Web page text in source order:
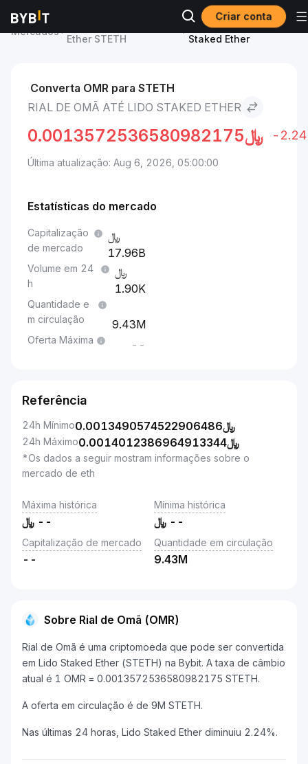
Criar conta
Mercados
Ether STETH
Rial de Omã to Lido
Staked Ether
Converta OMR para STETH
RIAL DE OMÃ ATÉ LIDO STAKED ETHER
﷼0.0013572536580982175 -
Última atualização: Aug 6, 2026, 05:00:00
Estatísticas do mercado
Capitalização
de mercado
17.96B
Volume em 24
h
1.90K
Quantidade e
m circulação
9.43M
Oferta Máxima --
Referência
24h Mínimo ﷼0.0013490574522906486
24h Máximo ﷼0.0014012386964913344
*Os dados a seguir mostram informações sobre o
mercado de eth
Máxima histórica
﷼ --
Mínima histórica
﷼ --
Capitalização de mercado
--
Quantidade em circulação
9.43M
Sobre Rial de Omã (OMR)
Rial de Omã é uma criptomoeda que pode ser convertida
em Lido Staked Ether (STETH) na Bybit. A taxa de câmbio
atual é 1 OMR = 0.0013572536580982175 STETH.
A oferta em circulação é de 9M STETH.
Nas últimas 24 horas, Lido Staked Ether diminuiu 2.24%.